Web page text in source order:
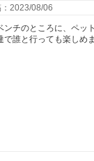
2023/08/06
チのところに、ペッ
で誰と行っても楽しめ